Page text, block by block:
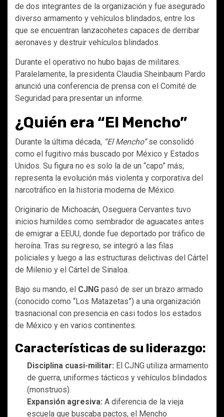
de dos integrantes de la organización y fue asegurado
diverso armamento y vehículos blindados, entre los
que se encuentran lanzacohetes capaces de derribar
aeronaves y destruir vehículos blindados.
Durante el operativo no hubo bajas de militares.
Paralelamente, la presidenta Claudia Sheinbaum Pardo
anunció una conferencia de prensa con el Comité de
Seguridad para presentar un informe.
¿Quién era “El Mencho”
Durante la última década, “El Mencho”se consolidó
como el fugitivo más buscado por México y Estados
Unidos. Su figura no es solo la de un “capo” más;
representa la evolución más violenta y corporativa del
narcotráfico en la historia moderna de México.
Originario de Michoacán, Oseguera Cervantes tuvo
inicios humildes como sembrador de aguacates antes
de emigrar a EEUU, donde fue deportado por tráfico de
heroína. Tras su regreso, se integró a las filas
policiales y luego a las estructuras delictivas del Cártel
de Milenio y el Cártel de Sinaloa.
Bajo su mando, el CJNG pasó de ser un brazo armado
(conocido como “Los Matazetas”) a una organización
trasnacional con presencia en casi todos los estados
de México y en varios continentes.
Características de su liderazgo:
Disciplina cuasi-militar: El CJNG utiliza armamento
de guerra, uniformes tácticos y vehículos blindados
(monstruos).
Expansión agresiva: A diferencia de la vieja
escuela que buscaba pactos, el Mencho